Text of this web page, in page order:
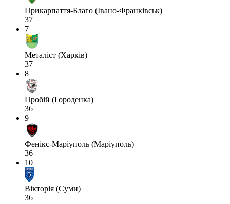
Прикарпаття-Благо (Івано-Франківськ)
37
7
Металіст (Харків)
37
8
Пробій (Городенка)
36
9
Фенікс-Маріуполь (Маріуполь)
36
10
Вікторія (Суми)
36